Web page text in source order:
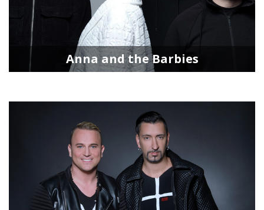
Anna and the Barbies